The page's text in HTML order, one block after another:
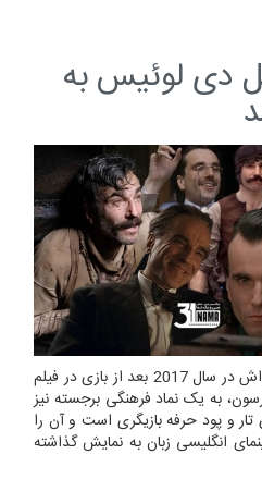
دی لوئیس به
نیست، بلکه با اعلام بازنشستگی‌اش در سال 2017 بعد از بازی در فیلم
به یک نماد فرهنگی برجسته نیز
و پود حرفه بازیگری است و آن را
انگلیسی زبان به نمایش گذاشته